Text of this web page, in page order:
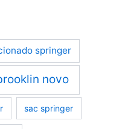
springer
novo
sac springer